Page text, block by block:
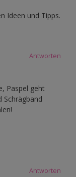
Ideen und Tipps.
Antworten
Paspel geht
Schrägband
Antworten